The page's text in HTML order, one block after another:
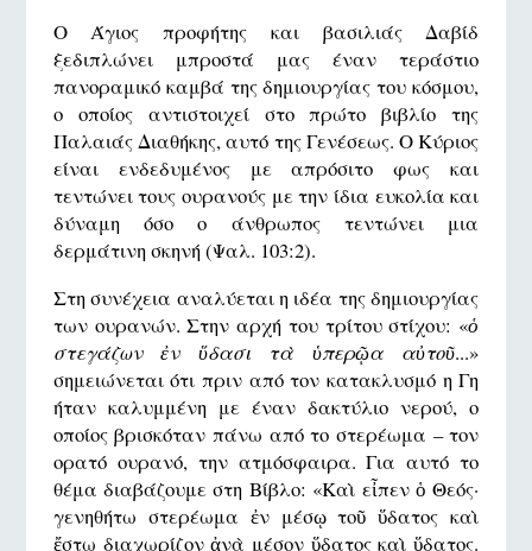
Ο Άγιος προφήτης και βασιλιάς Δαβίδ
ξεδιπλώνει μπροστά μας έναν τεράστιο
πανοραμικό καμβά της δημιουργίας του κόσμου,
ο οποίος αντιστοιχεί στο πρώτο βιβλίο της
Παλαιάς Διαθήκης, αυτό της Γενέσεως. Ο Κύριος
είναι ενδεδυμένος με απρόσιτο φως και
τεντώνει τους ουρανούς με την ίδια ευκολία και
δύναμη όσο ο άνθρωπος τεντώνει μια
δερμάτινη σκηνή (Ψαλ. 103:2).
Στη συνέχεια αναλύεται η ιδέα της δημιουργίας
των ουρανών. Στην αρχή του τρίτου στίχου: «ὁ
στεγάζων ἐν ὕδασι τὰ ὑπερῷα αὐτοῦ...»
σημειώνεται ότι πριν από τον κατακλυσμό η Γη
ήταν καλυμμένη με έναν δακτύλιο νερού, ο
οποίος βρισκόταν πάνω από το στερέωμα – τον
ορατό ουρανό, την ατμόσφαιρα. Για αυτό το
θέμα διαβάζουμε στη Βίβλο: «Καὶ εἶπεν ὁ Θεός·
γενηθήτω στερέωμα ἐν μέσῳ τοῦ ὕδατος καὶ
ἔστω διαχωρίζον ἀνὰ μέσον ὕδατος καὶ ὕδατος.